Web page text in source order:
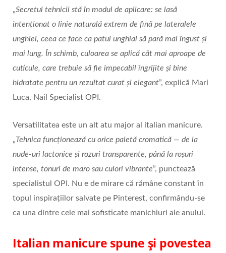
„Secretul tehnicii stă în modul de aplicare: se lasă
intenționat o linie naturală extrem de fină pe lateralele
unghiei, ceea ce face ca patul unghial să pară mai îngust și
mai lung. În schimb, culoarea se aplică cât mai aproape de
cuticule, care trebuie să fie impecabil îngrijite și bine
hidratate pentru un rezultat curat și elegant”, explică Mari
Luca, Nail Specialist OPI.
Versatilitatea este un alt atu major al italian manicure.
„Tehnica funcționează cu orice paletă cromatică — de la
nude-uri lactonice și rozuri transparente, până la roșuri
intense, tonuri de maro sau culori vibrante”, punctează
specialistul OPI. Nu e de mirare că rămâne constant în
topul inspirațiilor salvate pe Pinterest, confirmându-se
ca una dintre cele mai sofisticate manichiuri ale anului.
Italian manicure spune și povestea